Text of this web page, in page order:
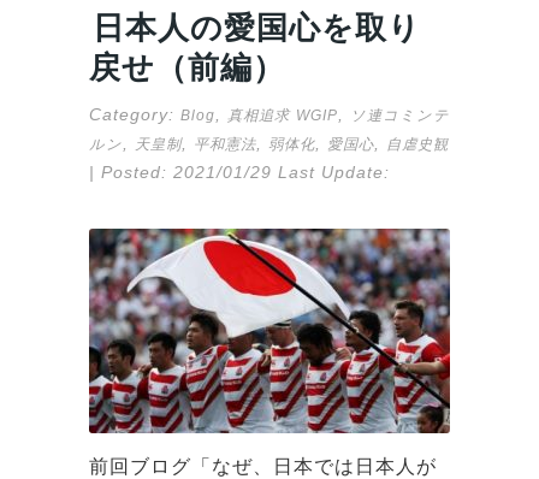
日本人の愛国心を取り
戻せ（前編）
Category: Blog 真相追求 WGIP
ソ連コミンテ
ルン
天皇制, 平和憲法 弱体化 愛国心 自虐史観
| Posted: 2021/01/29 Last Update:
前回ブログ「なぜ、日本では日本人が